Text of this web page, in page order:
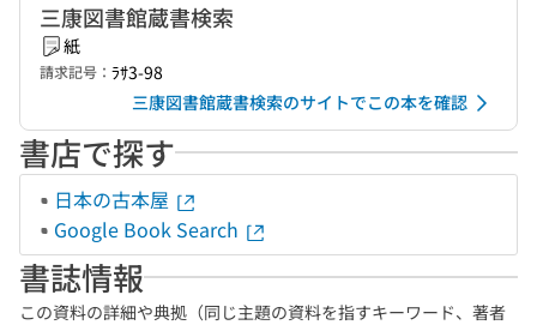
三康図書館蔵書検索
紙
請求記号： ﾗｻ3-98
三康図書館蔵書検索のサイトでこの本を確認
書店で探す
日本の古本屋
Google Book Search
書誌情報
この資料の詳細や典拠（同じ主題の資料を指すキーワード、著者